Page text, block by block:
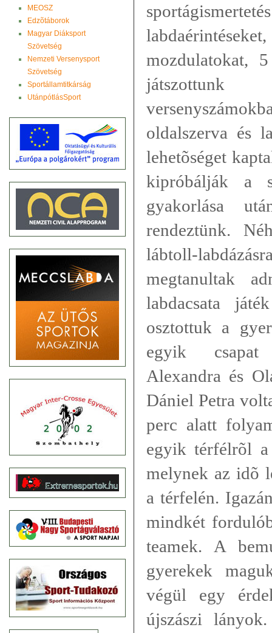
MEOSZ
Edzõtáborok
Magyar Diáksport
Szövetség
Nemzeti Versenysport
Szövetség
Sportállamtitkárság
UtánpótlásSport
mozdulatokat,
oldalszerva és
lehetõséget
kipróbálják a
gyakorlása
rendeztünk.
lábtoll-
megtanultak
labdacsata
osztottuk a
egyik csapat
Alexandra és
Dániel Petra
perc alatt
egyik térfélrõl
melynek az idõ
a térfelén.
mindkét
teamek. A
gyerekek
végül egy
újszászi